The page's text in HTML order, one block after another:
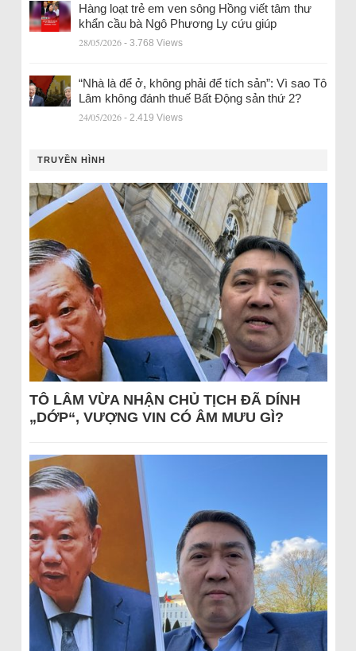
Hàng loạt trẻ em ven sông Hồng viết tâm thư
khẩn cầu bà Ngô Phương Ly cứu giúp
28/05/2026 - 3.768 Views
“Nhà là để ở, không phải để tích sản”: Vì sao Tô
Lâm không đánh thuế Bất Động sản thứ 2?
24/05/2026 - 2.419 Views
TRUYỀN HÌNH
TÔ LÂM VỪA NHẬN CHỦ TỊCH ĐÃ DÍNH
„DỚP“, VƯỢNG VIN CÓ ÂM MƯU GÌ?